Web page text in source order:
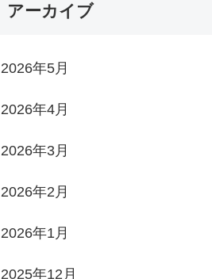
アーカイブ
2026年5月
2026年4月
2026年3月
2026年2月
2026年1月
2025年12月